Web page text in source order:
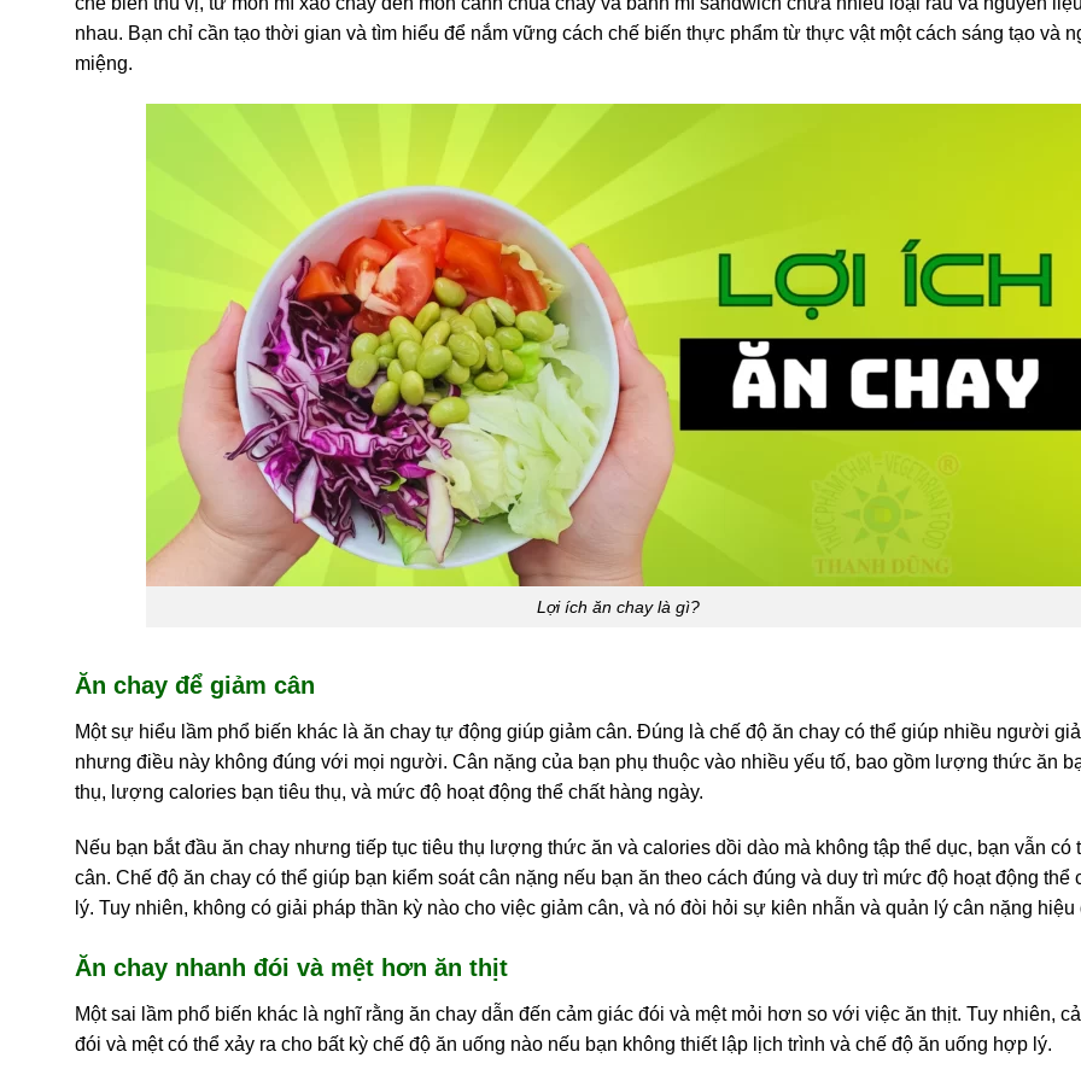
nhau. Bạn chỉ cần tạo thời gian và tìm hiểu để nắm vững cách chế biến thực phẩm từ thực vật một cách sáng tạo và
miệng.
Lợi ích ăn chay là gì?
Ăn chay để giảm cân
Một sự hiểu lầm phổ biến khác là ăn chay tự động giúp giảm cân. Đúng là chế độ ăn chay có thể giúp nhiều người
nhưng điều này không đúng với mọi người. Cân nặng của bạn phụ thuộc vào nhiều yếu tố, bao gồm lượng thức ăn
thụ, lượng calories bạn tiêu thụ, và mức độ hoạt động thể chất hàng ngày.
Nếu bạn bắt đầu ăn chay nhưng tiếp tục tiêu thụ lượng thức ăn và calories dồi dào mà không tập thể dục, bạn vẫn có
cân. Chế độ ăn chay có thể giúp bạn kiểm soát cân nặng nếu bạn ăn theo cách đúng và duy trì mức độ hoạt động thể
lý. Tuy nhiên, không có giải pháp thần kỳ nào cho việc giảm cân, và nó đòi hỏi sự kiên nhẫn và quản lý cân nặng hiệu
Ăn chay nhanh đói và mệt hơn ăn thịt
Một sai lầm phổ biến khác là nghĩ rằng ăn chay dẫn đến cảm giác đói và mệt mỏi hơn so với việc ăn thịt. Tuy nhiên,
đói và mệt có thể xảy ra cho bất kỳ chế độ ăn uống nào nếu bạn không thiết lập lịch trình và chế độ ăn uống hợp lý.